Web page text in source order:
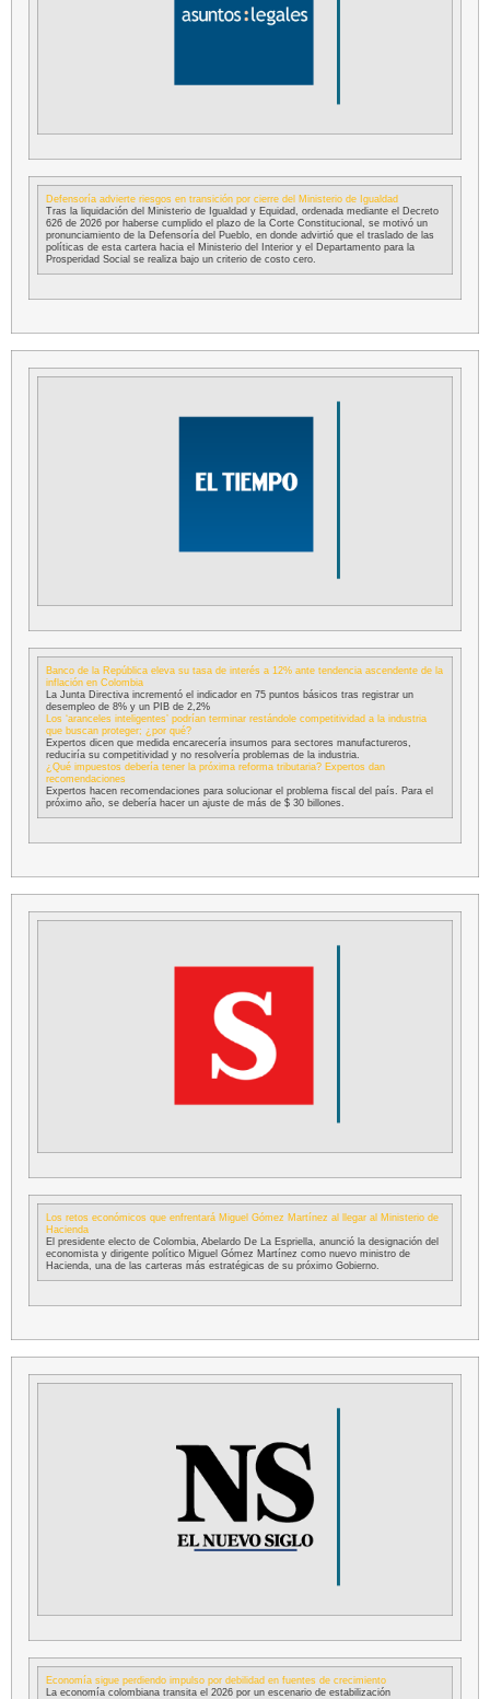
Defensoría advierte riesgos en transición por cierre del Ministerio de Igualdad
Tras la liquidación del Ministerio de Igualdad y Equidad, ordenada mediante el Decreto
626 de 2026 por haberse cumplido el plazo de la Corte Constitucional, se motivó un
pronunciamiento de la Defensoría del Pueblo, en donde advirtió que el traslado de las
políticas de esta cartera hacia el Ministerio del Interior y el Departamento para la
Prosperidad Social se realiza bajo un criterio de costo cero.
Banco de la República eleva su tasa de interés a 12% ante tendencia ascendente de la
inflación en Colombia
La Junta Directiva incrementó el indicador en 75 puntos básicos tras registrar un
desempleo de 8% y un PIB de 2,2%
Los ‘aranceles inteligentes’ podrían terminar restándole competitividad a la industria
que buscan proteger; ¿por qué?
Expertos dicen que medida encarecería insumos para sectores manufactureros,
reduciría su competitividad y no resolvería problemas de la industria.
¿Qué impuestos debería tener la próxima reforma tributaria? Expertos dan
recomendaciones
Expertos hacen recomendaciones para solucionar el problema fiscal del país. Para el
próximo año, se debería hacer un ajuste de más de $ 30 billones.
Los retos económicos que enfrentará Miguel Gómez Martínez al llegar al Ministerio de
Hacienda
El presidente electo de Colombia, Abelardo De La Espriella, anunció la designación del
economista y dirigente político Miguel Gómez Martínez como nuevo ministro de
Hacienda, una de las carteras más estratégicas de su próximo Gobierno.
Economía sigue perdiendo impulso por debilidad en fuentes de crecimiento
La economía colombiana transita el 2026 por un escenario de estabilización